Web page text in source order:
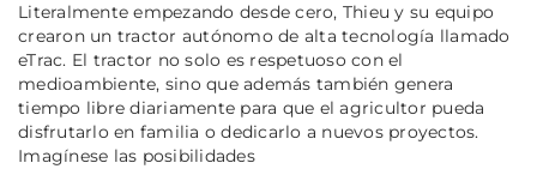
Literalmente empezando desde cero, Thieu y su equipo
crearon un tractor autónomo de alta tecnología llamado
eTrac. El tractor no solo es respetuoso con el
medioambiente, sino que además también genera
tiempo libre diariamente para que el agricultor pueda
disfrutarlo en familia o dedicarlo a nuevos proyectos.
Imagínese las posibilidades